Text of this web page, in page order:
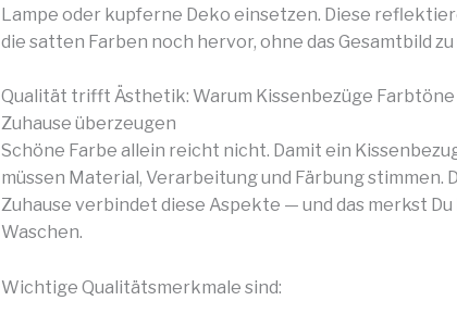
Lampe oder kupferne Deko einsetzen. Diese
die satten Farben noch hervor, ohne das Gesamtbild
Qualität trifft Ästhetik: Warum Kissenbezüge
Zuhause überzeugen
Schöne Farbe allein reicht nicht. Damit ein
müssen Material, Verarbeitung und Färbung stimmen.
Zuhause verbindet diese Aspekte — und das merkst
Waschen.
Wichtige Qualitätsmerkmale sind: